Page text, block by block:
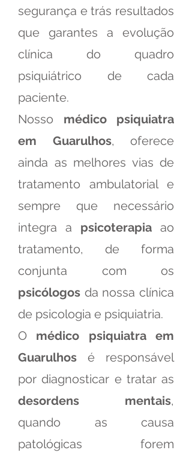
segurança e trás resultados
que garantes a evolução
clínica do quadro
psiquiátrico de cada
paciente.
Nosso médico psiquiatra
em Guarulhos, oferece
ainda as melhores vias de
tratamento ambulatorial e
sempre que necessário
integra a psicoterapia ao
tratamento, de forma
conjunta com os
psicólogos da nossa clínica
de psicologia e psiquiatria.
O médico psiquiatra em
Guarulhos é responsável
por diagnosticar e tratar as
desordens mentais,
quando as causa
patológicas forem